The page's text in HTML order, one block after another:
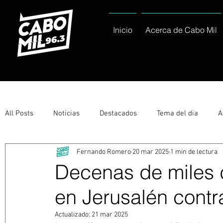
Inicio Acerca de Cabo Mil
All Posts Noticias Destacados Tema del dia
Entérate Deportes La buena del día
Ayuntamiento de Los Cabos Informa Nacionales e
Decenas de miles
en Jerusalén
Fernando Romero 20 mar 2025 1 min de lectura
Actualizado: 21 mar 2025